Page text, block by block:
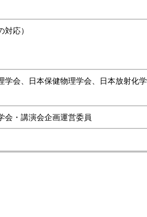
応）
会、日本保健物理学会、日本放射化
会・講演会企画運営委員